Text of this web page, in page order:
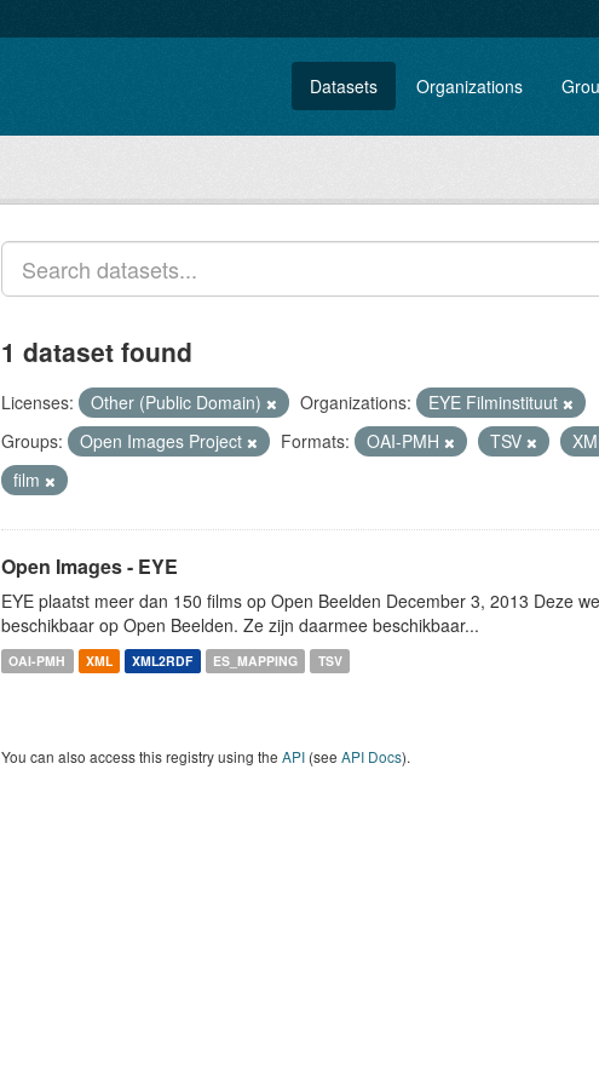
Datasets Organizations
1 dataset found
Licenses: Other (Public Domain) Organizations:
EYE Filminstituut
Groups:
Open Images Project Formats: OAI-PMH TSV
film
Open Images - EYE
EYE plaatst meer dan 150 films op Open Beelden December 3, 2013 Deze
beschikbaar op Open Beelden. Ze zijn daarmee beschikbaar...
OAI-PMH XML XML2RDF ES_MAPPING TSV
You can also access this registry using the API (see API Docs).